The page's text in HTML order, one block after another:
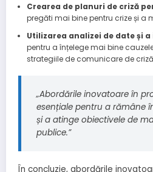
Crearea de planuri de criză
pregăti mai bine pentru crize și a
Utilizarea analizei de date și
pentru a înțelege mai bine
strategiile de comunicare de
„Abordările inovatoare în
esențiale pentru a rămâne
și a atinge obiectivele de
publice.”
În concluzie, abordările